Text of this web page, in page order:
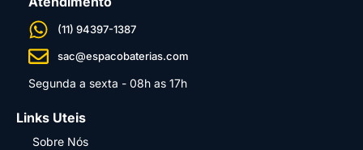
(11) 94397-1387
sac@espacobaterias.com
Segunda a sexta - 08h as 17h
Links Uteis
Sobre Nós